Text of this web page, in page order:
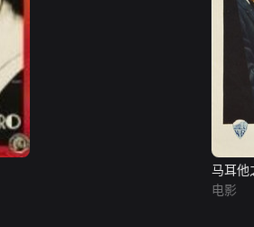
马耳他
电影